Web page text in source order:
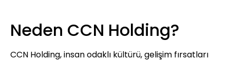
Neden CCN Holding?
CCN Holding, insan odaklı kültürü, gelişim fırsatları